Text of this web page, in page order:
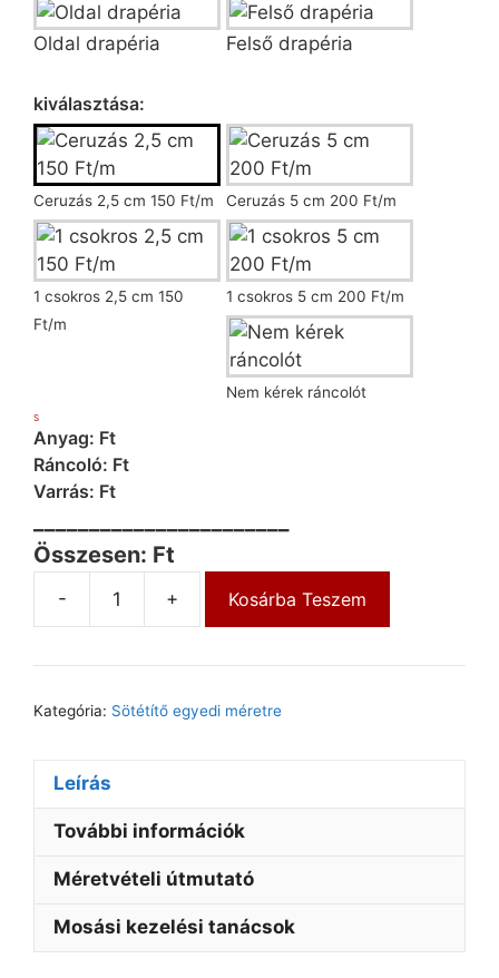
Oldal drapéria
Felső drapéria
kiválasztása:
Ceruzás 2,5 cm 150 Ft/m Ceruzás 5 cm 200 Ft/m
1 csokros 2,5 cm 150
Ft/m
1 csokros 5 cm 200 Ft/m
Nem kérek ráncolót
S
Anyag: Ft
Ráncoló: Ft
Varrás: Ft
Összesen: Ft
- + Kosárba Teszem
Kategória: Sötétítő egyedi méretre
Leírás
További információk
Méretvételi útmutató
Mosási kezelési tanácsok